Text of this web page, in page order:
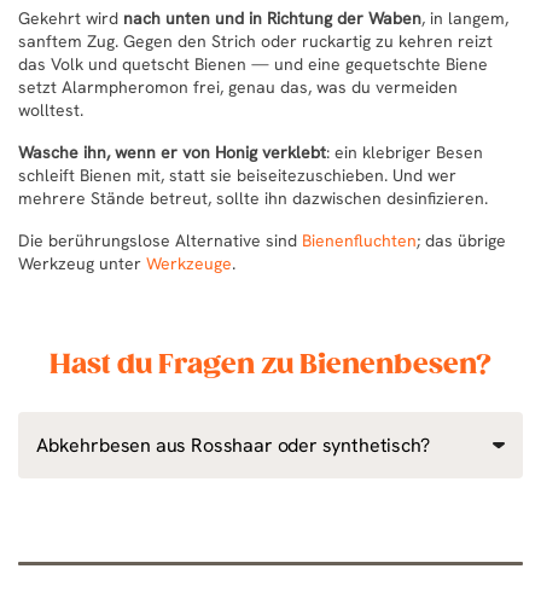
Gekehrt wird nach unten und in Richtung der Waben, in langem,
sanftem Zug. Gegen den Strich oder ruckartig zu kehren reizt
das Volk und quetscht Bienen — und eine gequetschte Biene
setzt Alarmpheromon frei, genau das, was du vermeiden
wolltest.
Wasche ihn, wenn er von Honig verklebt: ein klebriger Besen
schleift Bienen mit, statt sie beiseitezuschieben. Und wer
mehrere Stände betreut, sollte ihn dazwischen desinfizieren.
Die berührungslose Alternative sind Bienenfluchten; das übrige
Werkzeug unter Werkzeuge.
Hast du Fragen zu Bienenbesen?
Abkehrbesen aus Rosshaar oder synthetisch?